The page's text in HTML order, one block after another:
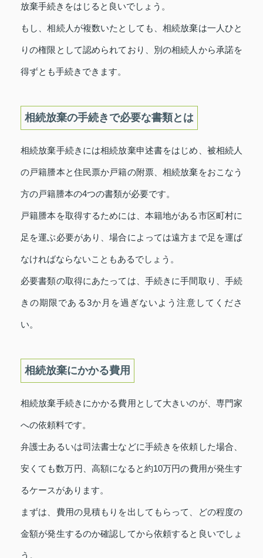
放棄手続きをはじると良いでしょう。
もし、相続人が複数いたとしても、相続放棄は一人ひと
りの権限として認められており、別の相続人から承諾を
得ずとも手続きできます。
相続放棄の手続きで必要な書類とは
相続放棄手続きには相続放棄申述書をはじめ、被相続人
の戸籍謄本と住民票か戸籍の附票、相続放棄をおこなう
方の戸籍謄本の4つの書類が必要です。
戸籍謄本を取得するためには、本籍地がある市区町村に
足を運ぶ必要があり、場合によっては遠方まで足を運ば
なければならないこともあるでしょう。
必要書類の取得にあたっては、手続きに手間取り、手続
きの期限である3か月を過ぎないよう注意してくださ
い。
相続放棄にかかる費用
相続放棄手続きにかかる費用として大きいのが、専門家
への依頼料です。
弁護士あるいは司法書士などに手続きを依頼した場合、
安くても数万円、高額になると約10万円の費用が発生す
るケースがあります。
まずは、費用の見積もりを出してもらって、どの程度の
金額が発生するのか確認してから依頼すると良いでしょ
う。